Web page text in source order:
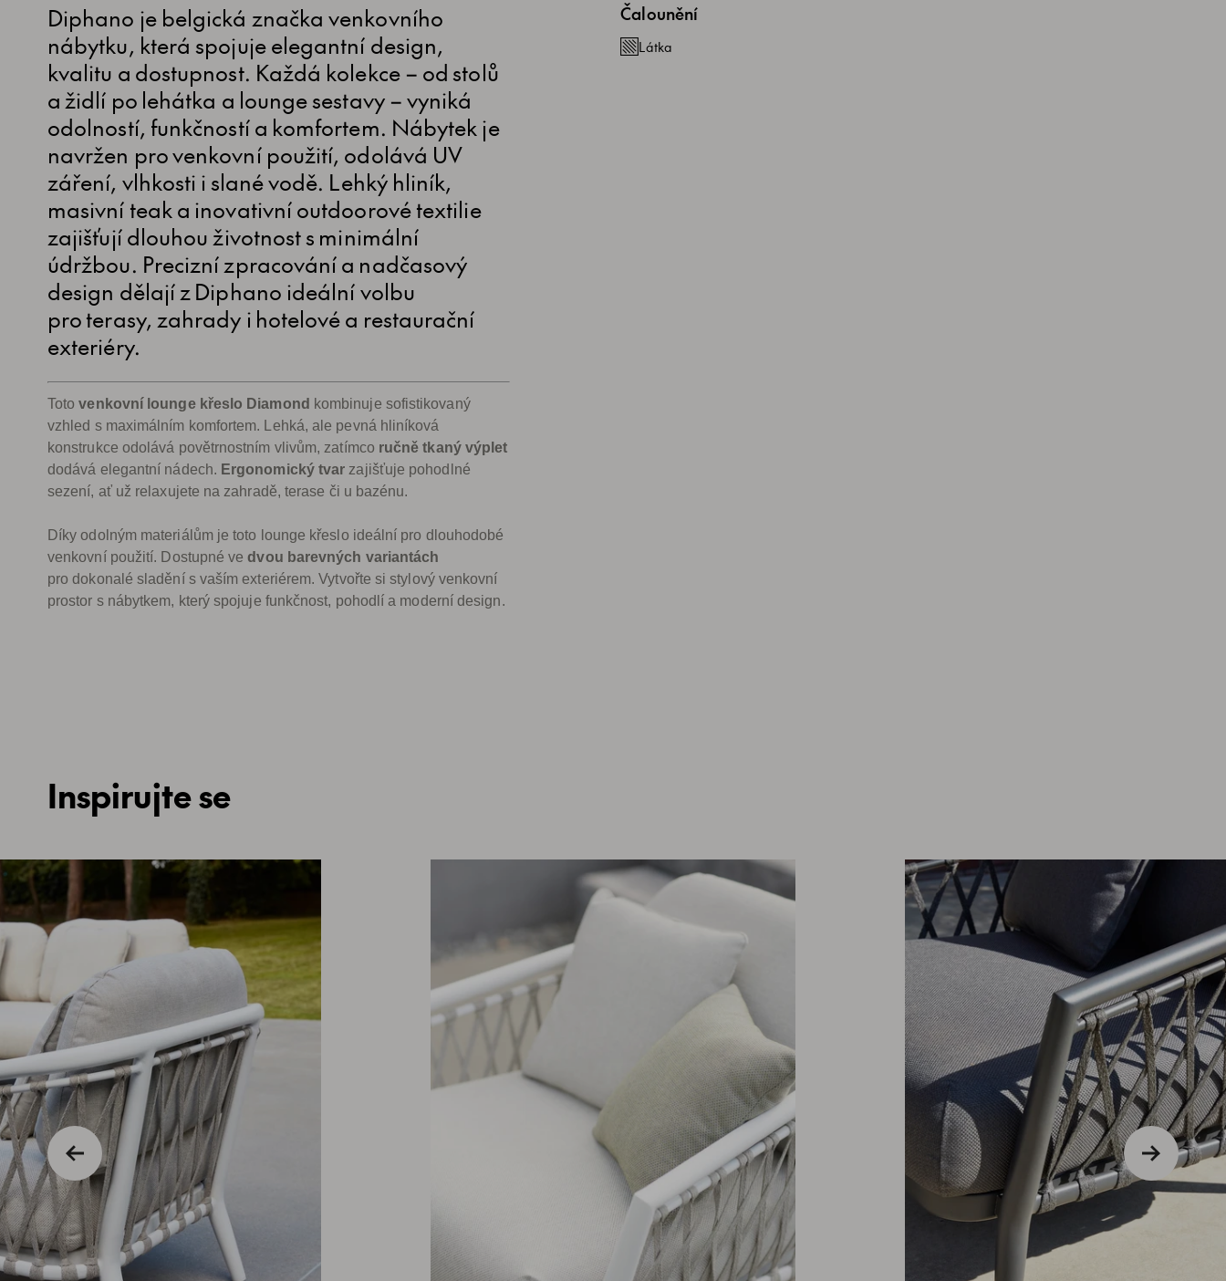
Diphano je belgická značka venkovního
nábytku, která spojuje elegantní design,
kvalitu a dostupnost. Každá kolekce – od stolů
a židlí po lehátka a lounge sestavy – vyniká
odolností, funkčností a komfortem. Nábytek je
navržen pro venkovní použití, odolává UV
záření, vlhkosti i slané vodě. Lehký hliník,
masivní teak a inovativní outdoorové textilie
zajišťují dlouhou životnost s minimální
údržbou. Precizní zpracování a nadčasový
design dělají z Diphano ideální volbu
pro terasy, zahrady i hotelové a restaurační
exteriéry.
Totovenkovní lounge křeslo Diamond kombinuje sofistikovaný
vzhled s maximálním komfortem. Lehká, ale pevná hliníková
konstrukce odolává povětrnostním vlivům, zatímco ručně tkaný výplet
dodává elegantní nádech. Ergonomický tvar zajišťuje pohodlné
sezení, ať už relaxujete na zahradě, terase či u bazénu.
Díky odolným materiálům je toto lounge křeslo ideální pro dlouhodobé
venkovní použití. Dostupné vedvou barevných variantách
pro dokonalé sladění s vaším exteriérem. Vytvořte si stylový venkovní
prostor s nábytkem, který spojuje funkčnost, pohodlí a moderní design.
Čalounění
Látka
Inspirujte se